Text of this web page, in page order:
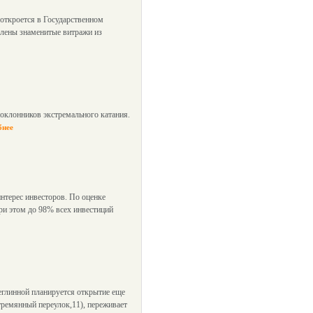
в Государственном
знаменитые витражи из
экстремального катания.
инвесторов. По оценке
этом до 98% всех инвестиций
планируется открытие еще
переулок,11), переживает